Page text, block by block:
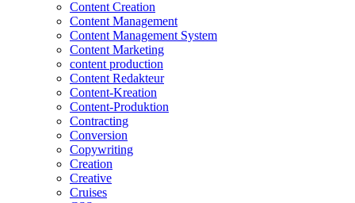
Content Creation
Content Management
Content Management System
Content Marketing
content production
Content Redakteur
Content-Kreation
Content-Produktion
Contracting
Conversion
Copywriting
Creation
Creative
Cruises